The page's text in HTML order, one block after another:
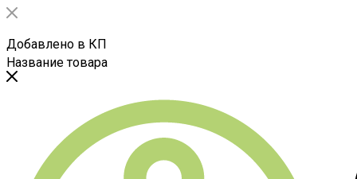
Добавлено в КП
Название товара